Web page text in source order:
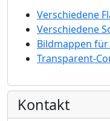
Verschiedene
Verschiedene
Bildmappen
Transparent-
Kontakt